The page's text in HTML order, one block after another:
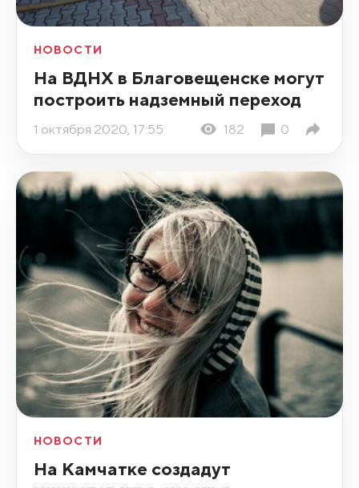
НОВОСТИ
На ВДНХ в Благовещенске могут
построить надземный переход
1 октября 2020, 17:55 182 0
НОВОСТИ
На Камчатке создадут